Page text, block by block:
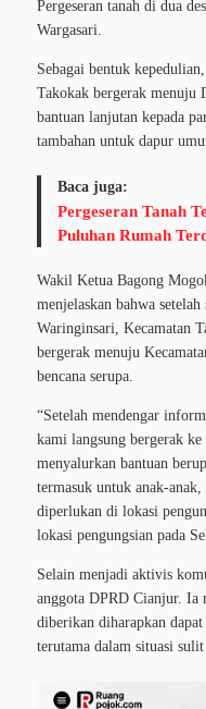
Pergeseran tanah di dua
Wargasari.
Sebagai bentuk
Takokak bergerak menuju
bantuan lanjutan kepada
tambahan untuk dapur
Baca juga:
Pergeseran Tanah
Puluhan Rumah
Wakil Ketua Bagong
menjelaskan bahwa
Waringinsari, Kecamatan
bergerak menuju
bencana serupa.
“Setelah mendengar
kami langsung bergerak
menyalurkan bantuan
termasuk untuk anak-
diperlukan di lokasi
lokasi pengungsian pada
Selain menjadi aktivis
anggota DPRD Cianjur. Ia
diberikan diharapkan
terutama dalam situasi